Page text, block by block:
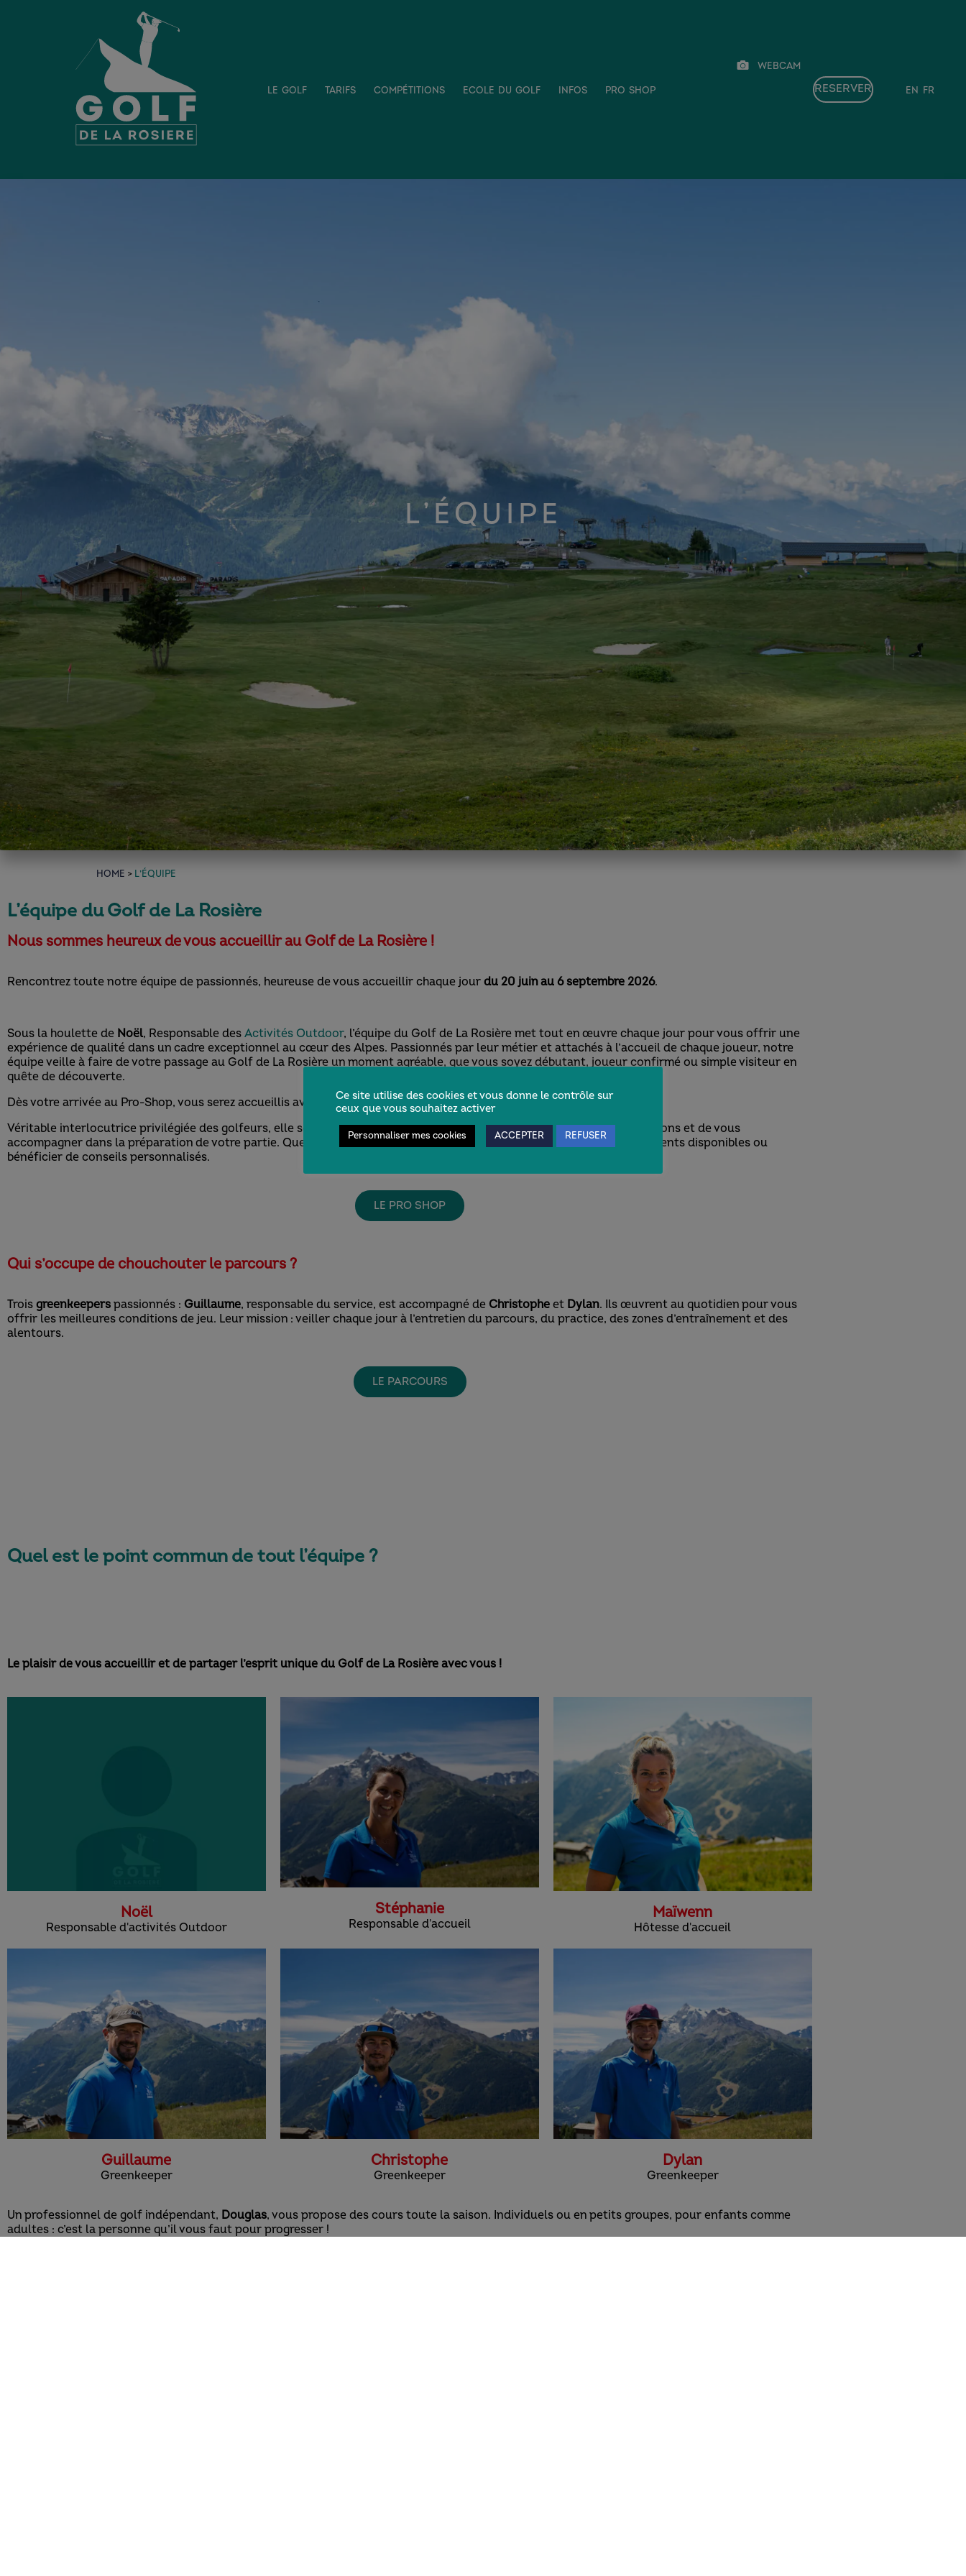
le golf tarifs compétitions ecole du golf infos pro shop
webcam
RESERVER fr
en
L’ÉQUIPE
home >L’équipe
L’équipe du Golf de La Rosière
Nous sommes heureux de vous accueillir au Golf de La Rosière !
Rencontrez toute notre équipe de passionnés, heureuse de vous accueillir chaque jour du 20 juin au 6 septembre 2026.
Sous la houlette de Noël, Responsable des Activités Outdoor, l’équipe du Golf de La Rosière met tout en œuvre chaque jour pour vous offrir une
expérience de qualité dans un cadre exceptionnel au cœur des Alpes. Passionnés par leur métier et attachés à l’accueil de chaque joueur, notre
équipe veille à faire de votre passage au Golf de La Rosière un moment agréable, que vous soyez débutant, joueur confirmé ou simple visiteur en
quête de découverte.
Dès votre arrivée au Pro-Shop, vous serez accueillis avec le sourire parStéphanie!
Véritable interlocutrice privilégiée des golfeurs, elle se fera un plaisir d’organiser vos départs, de répondre à vos questions et de vous
accompagner dans la préparation de votre partie. Que vous souhaitiez louer du matériel de golf, découvrir les équipements disponibles ou
bénéficier de conseils personnalisés.
LE PRO SHOP
Qui s’occupe de chouchouter le parcours ?
Trois greenkeepers passionnés : Guillaume, responsable du service, est accompagné de Christophe et Dylan. Ils œuvrent au quotidien pour vous
offrir les meilleures conditions de jeu. Leur mission : veiller chaque jour à l’entretien du parcours, du practice, des zones d’entraînement et des
alentours.
LE PARCOURS
Quel est le point commun de tout l’équipe ?
Le plaisir de vous accueillir et de partager l’esprit unique du Golf de La Rosière avec vous !
Noël
Responsable d'activités Outdoor
Stéphanie
Responsable d'accueil
Maïwenn
Hôtesse d'accueil
Guillaume
Greenkeeper
Christophe
Greenkeeper
Dylan
Greenkeeper
Un professionnel de golf indépendant, Douglas, vous propose des cours toute la saison. Individuels ou en petits groupes, pour enfants comme
adultes : c’est la personne qu’il vous faut pour progresser !
Ce site utilise des cookies et vous donne le contrôle sur
ceux que vous souhaitez activer
Personnaliser mes cookies ACCEPTER REFUSER